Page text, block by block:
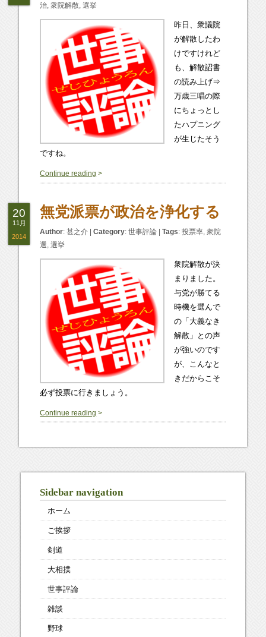
治,衆院解散,選挙
昨日、衆議院
が解散したわ
けですけれど
も、解散詔書
の読み上げ⇒
万歳三唱の際
にちょっとし
たハプニング
が生じたそう
ですね。
Continue reading >
無党派票が政治を浄化する
Author:甚之介 |Category:世事評論 |Tags:投票率,衆院
選,選挙
衆院解散が決
まりました。
与党が勝てる
時機を選んで
の「大義なき
解散」との声
が強いのです
が、こんなと
きだからこそ
必ず投票に行きましょう。
Continue reading >
20
11月
2014
Sidebar navigation
ホーム
ご挨拶
剣道
大相撲
世事評論
雑談
野球